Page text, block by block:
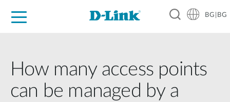
BG|BG
How many access points
can be managed by a